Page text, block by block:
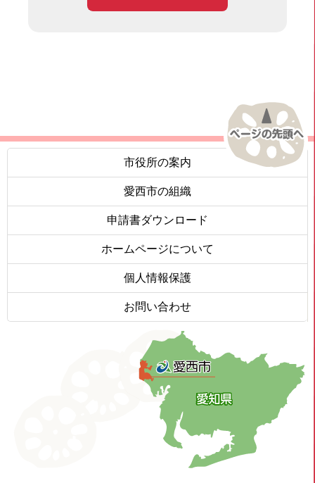
市役所の案内
愛西市の組織
申請書ダウンロード
ホームページについて
個人情報保護
お問い合わせ